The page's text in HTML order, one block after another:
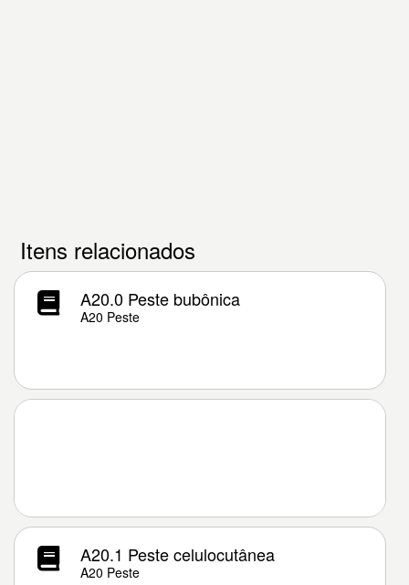
Itens relacionados
A20.0 Peste bubônica
A20 Peste
A20.1 Peste celulocutânea
A20 Peste